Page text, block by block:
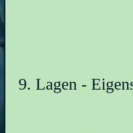
9. Lagen -